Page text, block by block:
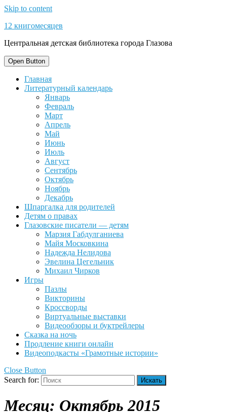
Skip to content
12 книгомесяцев
Центральная детская библиотека города Глазова
Open Button
Главная
Литературный календарь
Январь
Февраль
Март
Апрель
Май
Июнь
Июль
Август
Сентябрь
Октябрь
Ноябрь
Декабрь
Шпаргалка для родителей
Детям о правах
Глазовские писатели — детям
Марзия Габдулганиева
Майя Московкина
Надежда Нелидова
Эвелина Цегельник
Михаил Чирков
Игры
Пазлы
Викторины
Кроссворды
Виртуальные выставки
Видеообзоры и буктрейлеры
Сказка на ночь
Продление книги онлайн
Видеоподкасты «Грамотные истории»
Close Button
Search for:
Месяц: Октябрь 2015